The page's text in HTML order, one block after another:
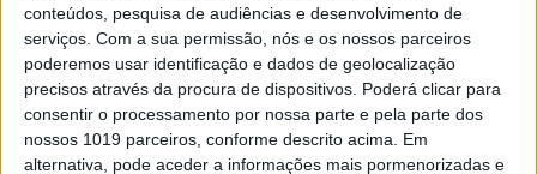
conteúdos, pesquisa de audiências e desenvolvimento de
serviços. Com a sua permissão, nós e os nossos parceiros
poderemos usar identificação e dados de geolocalização
precisos através da procura de dispositivos. Poderá clicar para
consentir o processamento por nossa parte e pela parte dos
nossos 1019 parceiros, conforme descrito acima. Em
alternativa, pode aceder a informações mais pormenorizadas e